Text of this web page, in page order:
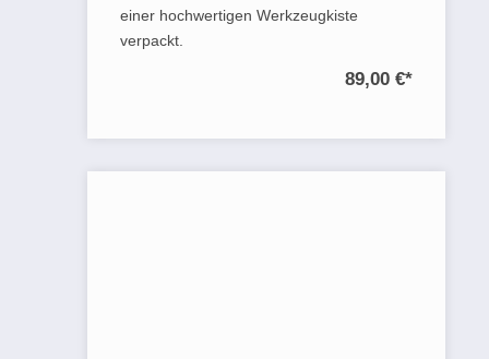
einer hochwertigen Werkzeugkiste
verpackt.
89,00 €*